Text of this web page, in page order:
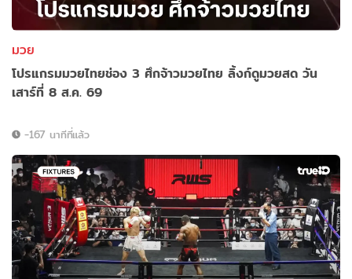
มวย
โปรแกรมมวยไทยช่อง 3 ศึกจ้าวมวยไทย ลิ้งก์ดูมวยสด วัน
เสาร์ที่ 8 ส.ค. 69
-167 นาทีที่แล้ว